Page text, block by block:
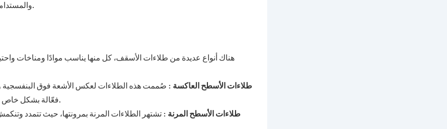
هناك أنواع عديدة من طلاءات الأسقف، كل منها يناسب موادًا ومناخات
طلاءات الأسطح العاكسة : صُممت هذه الطلاءات لعكس الأشعة فوق البنفسجية
طلاءات الأسطح المرنة : تشتهر الطلاءات المرنة بمرونتها، حيث تتمدد